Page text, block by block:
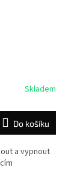
Skladem
Do košíku
a vypnout